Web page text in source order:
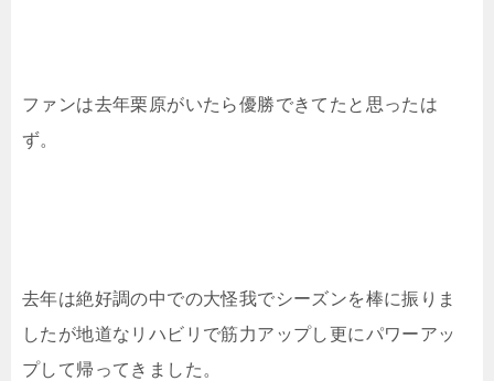
ファンは去年栗原がいたら優勝できてたと思ったは
ず。
去年は絶好調の中での大怪我でシーズンを棒に振りま
したが地道なリハビリで筋力アップし更にパワーアッ
プして帰ってきました。